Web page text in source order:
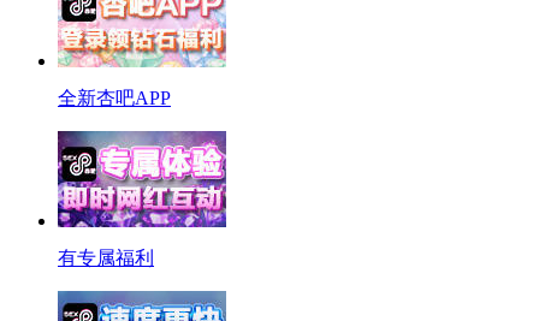
全新杏吧APP
有专属福利